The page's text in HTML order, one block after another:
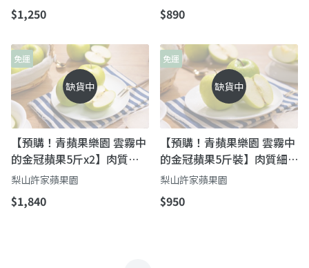
$1,250 $890
缺貨中
免運
【預購！青蘋果樂園 雲霧中
的金冠蘋果5斤x2】肉質細
緻酸甜適中 果核小超爽脆
梨山許家蘋果園
$1,840
缺貨中
免運
【預購！青蘋果樂園 雲霧中
的金冠蘋果5斤裝】肉質細
緻酸甜適中 果核小超爽脆
梨山許家蘋果園
$950